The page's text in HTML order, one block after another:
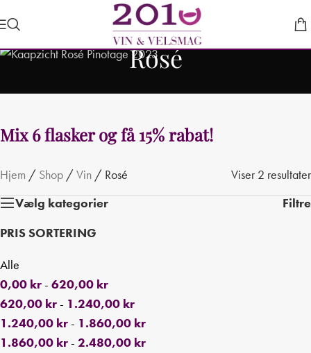
Rosé
Hjem / Shop / Vin / Rosé
Viser 2 resultater
Vælg kategorier
Filtre
PRIS SORTERING
Alle
0,00 kr- 620,00 kr
620,00 kr- 1.240,00 kr
1.240,00 kr- 1.860,00 kr
1.860,00 kr- 2.480,00 kr